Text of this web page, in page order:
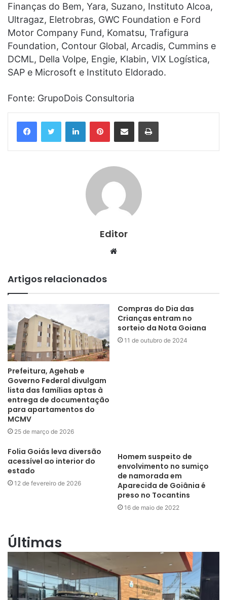
Finanças do Bem, Yara, Suzano, Instituto Alcoa,
Ultragaz, Eletrobras, GWC Foundation e Ford
Motor Company Fund, Komatsu, Trafigura
Foundation, Contour Global, Arcadis, Cummins e
DCML, Della Volpe, Engie, Klabin, VIX Logística,
SAP e Microsoft e Instituto Eldorado.
Fonte: GrupoDois Consultoria
LinkedinPinterestCompartilhar via e-mail Imprimir
Editor
Website
Artigos relacionados
Prefeitura, Agehab e
Governo Federal divulgam
lista das famílias aptas à
entrega de documentação
para apartamentos do
MCMV
25 de março de 2026
Compras do Dia das
Crianças entram no
sorteio da Nota Goiana
11 de outubro de 2024
Folia Goiás leva diversão
acessível ao interior do
estado
12 de fevereiro de 2026
Homem suspeito de
envolvimento no sumiço
de namorada em
Aparecida de Goiânia é
preso no Tocantins
16 de maio de 2022
Últimas